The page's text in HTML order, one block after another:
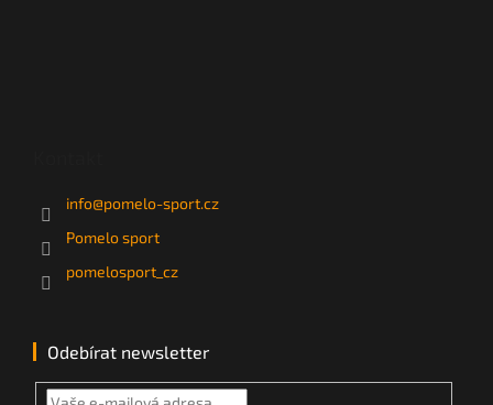
info@pomelo-sport.cz
Pomelo sport
pomelosport_cz
Odebírat newsletter